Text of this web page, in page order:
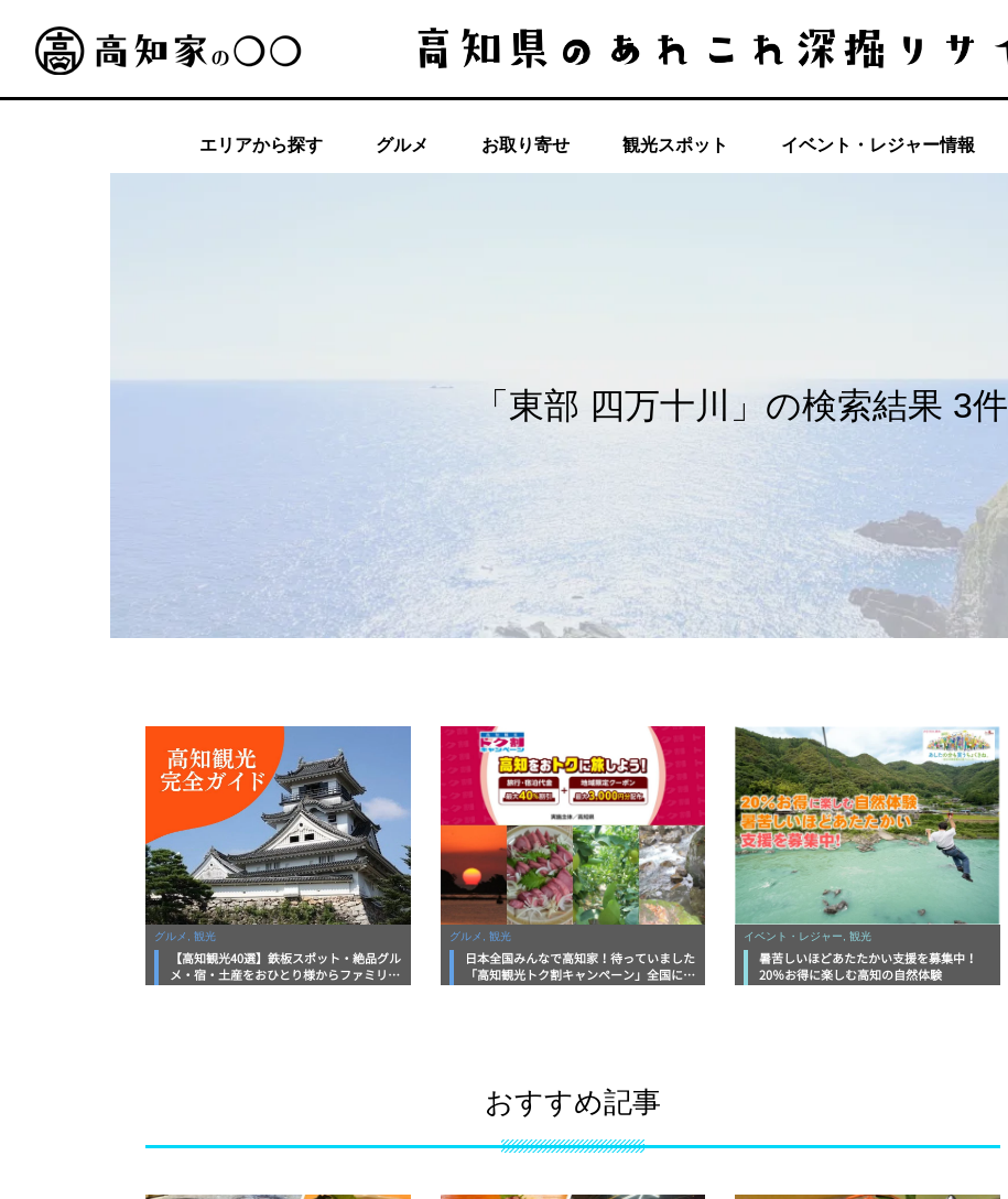
エリアから探す グルメ お取り寄せ 観光スポット イベント・レジャー情報
「東部 四万十川」の検索結果 3件
グルメ, 観光
【高知観光40選】鉄板スポット・絶品グル
メ・宿・土産をおひとり様からファミリー
グルメ, 観光
日本全国みんなで高知家！待っていました
「高知観光トク割キャンペーン」全国に拡
イベント・レジャー, 観光
暑苦しいほどあたたかい支援を募集中！
20％お得に楽しむ高知の自然体験
おすすめ記事